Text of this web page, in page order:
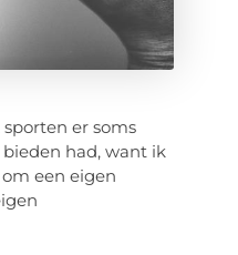
er soms
had, want ik
een eigen